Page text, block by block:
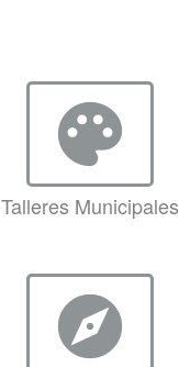
palette
Talleres Municipales
explore